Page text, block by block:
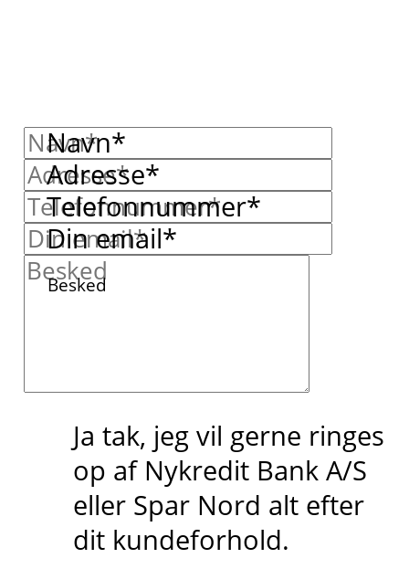
Navn*
Adresse*
Telefonnummer*
Din email*
Besked
Ja tak, jeg vil gerne ringes
op af Nykredit Bank A/S
eller Spar Nord alt efter
dit kundeforhold.